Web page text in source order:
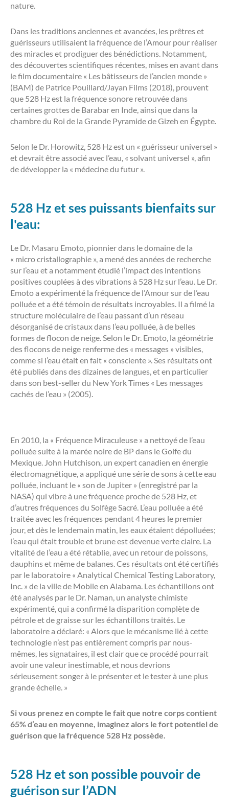
nature.
Dans les traditions anciennes et avancées, les prêtres et
guérisseurs utilisaient la fréquence de l’Amour pour réaliser
des miracles et prodiguer des bénédictions. Notamment,
des découvertes scientifiques récentes, mises en avant dans
le film documentaire « Les bâtisseurs de l’ancien monde »
(BAM) de Patrice Pouillard/Jayan Films (2018), prouvent
que 528 Hz est la fréquence sonore retrouvée dans
certaines grottes de Barabar en Inde, ainsi que dans la
chambre du Roi de la Grande Pyramide de Gizeh en Égypte.
Selon le Dr. Horowitz, 528 Hz est un « guérisseur universel »
et devrait être associé avec l’eau, « solvant universel », afin
de développer la « médecine du futur ».
528 Hz et ses puissants bienfaits sur
l'eau:
Le Dr. Masaru Emoto, pionnier dans le domaine de la
« micro cristallographie », a mené des années de recherche
sur l’eau et a notamment étudié l’impact des intentions
positives couplées à des vibrations à 528 Hz sur l’eau. Le Dr.
Emoto a expérimenté la fréquence de l’Amour sur de l’eau
polluée et a été témoin de résultats incroyables. Il a filmé la
structure moléculaire de l’eau passant d’un réseau
désorganisé de cristaux dans l’eau polluée, à de belles
formes de flocon de neige. Selon le Dr. Emoto, la géométrie
des flocons de neige renferme des « messages » visibles,
comme si l’eau était en fait « consciente ». Ses résultats ont
été publiés dans des dizaines de langues, et en particulier
dans son best-seller du New York Times « Les messages
cachés de l’eau » (2005).
En 2010, la « Fréquence Miraculeuse » a nettoyé de l’eau
polluée suite à la marée noire de BP dans le Golfe du
Mexique. John Hutchison, un expert canadien en énergie
électromagnétique, a appliqué une série de sons à cette eau
polluée, incluant le « son de Jupiter » (enregistré par la
NASA) qui vibre à une fréquence proche de 528 Hz, et
d’autres fréquences du Solfège Sacré. L’eau polluée a été
traitée avec les fréquences pendant 4 heures le premier
jour, et dès le lendemain matin, les eaux étaient dépolluées;
l’eau qui était trouble et brune est devenue verte claire. La
vitalité de l’eau a été rétablie, avec un retour de poissons,
dauphins et même de balanes. Ces résultats ont été certifiés
par le laboratoire « Analytical Chemical Testing Laboratory,
Inc. » de la ville de Mobile en Alabama. Les échantillons ont
été analysés par le Dr. Naman, un analyste chimiste
expérimenté, qui a confirmé la disparition complète de
pétrole et de graisse sur les échantillons traités. Le
laboratoire a déclaré: « Alors que le mécanisme lié à cette
technologie n’est pas entièrement compris par nous-
mêmes, les signataires, il est clair que ce procédé pourrait
avoir une valeur inestimable, et nous devrions
sérieusement songer à le présenter et le tester à une plus
grande échelle. »
Si vous prenez en compte le fait que notre corps contient
65% d’eau en moyenne, imaginez alors le fort potentiel de
guérison que la fréquence 528 Hz possède.
528 Hz et son possible pouvoir de
guérison sur l’ADN